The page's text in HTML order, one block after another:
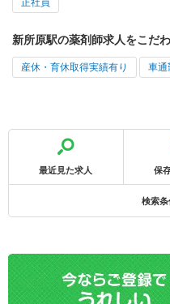
正社員
新所原駅の薬剤師求人をこだ
産休・育休取得実績有り 車通
最近見た求人 保
検索条